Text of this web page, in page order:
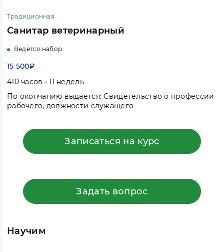
Традиционная
Санитар ветеринарный
Ведётся набор
15 500₽
410 часов • 11 недель
По окончанию выдается: Свидетельство о профессии
рабочего, должности служащего
Записаться на курс
Задать вопрос
Научим